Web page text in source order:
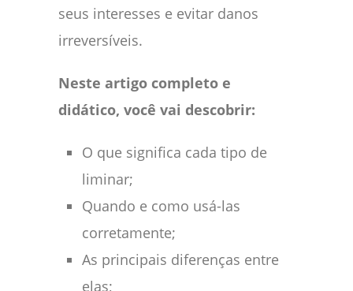
seus interesses e evitar danos
irreversíveis.
Neste artigo completo e
didático, você vai descobrir:
O que significa cada tipo de
liminar;
Quando e como usá-las
corretamente;
As principais diferenças entre
elas;